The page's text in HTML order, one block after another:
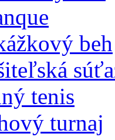
beh
tenis
turnaj